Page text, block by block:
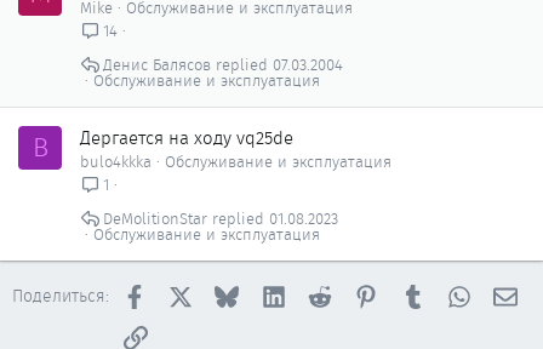
Mike
Обслуживание и эксплуатация
14
Обслуживание и эксплуатация
07.03.2004
Денис Балясов
B Дергается на ходу vq25de
bulo4kkka
Обслуживание и эксплуатация
1
Обслуживание и эксплуатация
01.08.2023
DeMolitionStar
Поделиться: Facebook BlueskyLinkedInReddit PinterestTumblr
Ссылка